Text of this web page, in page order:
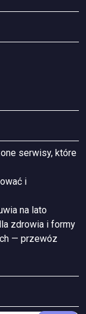
serwisy, które
i
na lato
zdrowia i formy
— przewóz